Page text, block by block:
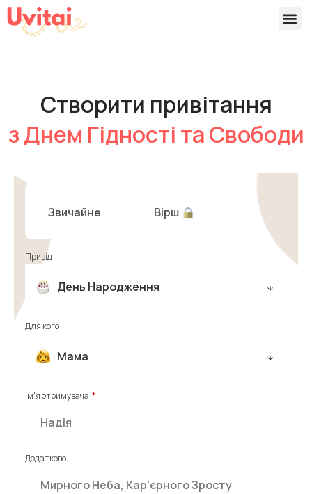
Створити привітання
з Днем Гідності та Свободи
Звичайне Вірш
Привід
День Народження
Для кого
Мама
Ім'я отримувача
Додатково